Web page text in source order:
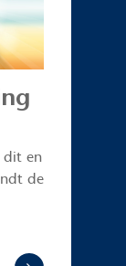
dit en
de